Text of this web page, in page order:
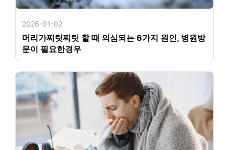
2026-01-02
머리가찌릿찌릿 할 때 의심되는 6가지 원인, 병원방
문이 필요한경우